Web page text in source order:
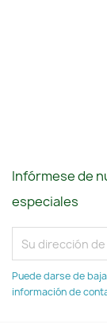
Infórmese de
especiales
Puede darse de
información de